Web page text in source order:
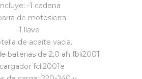
-1 cadena
de motosierra
-1 llave
de aceite vacia.
baterias de 2,0 ah fbli2001
fcli2001e